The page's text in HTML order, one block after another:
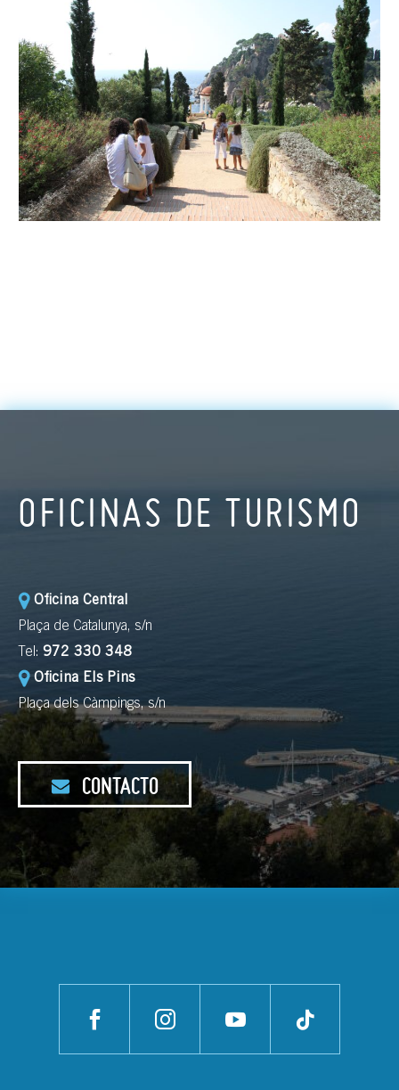
OFICINAS DE TURISMO
Oficina Central
Plaça de Catalunya, s/n
Tel: 972 330 348
Oficina Els Pins
Plaça dels Càmpings, s/n
CONTACTO